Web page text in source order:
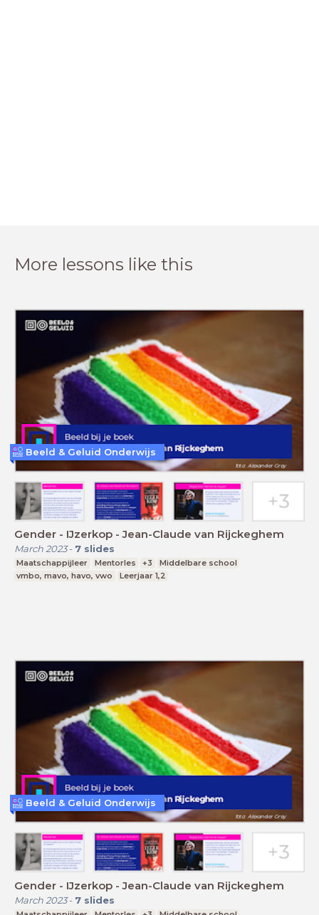
More lessons like this
Gender - IJzerkop - Jean-Claude van Rijckeghem
March 2023- 7 slides
Maatschappijleer Mentorles +3
Middelbare school
vmbo, mavo, havo, vwo
Leerjaar 1,2
Beeld & Geluid Onderwijs
Gender - IJzerkop - Jean-Claude van Rijckeghem
March 2023- 7 slides
Beeld & Geluid Onderwijs